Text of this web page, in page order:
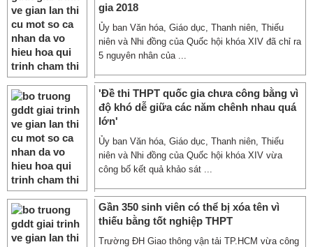
gia 2018
Ủy ban Văn hóa, Giáo dục, Thanh niên, Thiếu
niên và Nhi đồng của Quốc hội khóa XIV đã chỉ ra
5 nguyên nhân của ...
'Đề thi THPT quốc gia chưa công bằng vì
độ khó dễ giữa các năm chênh nhau quá
lớn'
Ủy ban Văn hóa, Giáo dục, Thanh niên, Thiếu
niên và Nhi đồng của Quốc hội khóa XIV vừa
công bố kết quả khảo sát ...
Gần 350 sinh viên có thể bị xóa tên vì
thiếu bằng tốt nghiệp THPT
Trường ĐH Giao thông vận tải TP.HCM vừa công